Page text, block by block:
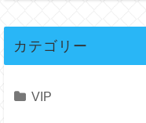
カテゴリー
VIP